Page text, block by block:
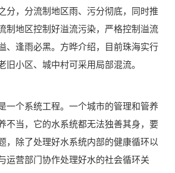
分，分流制地区雨、污分彻底，同时推
制地区控制好溢流污染，严格控制溢流
、逢雨必黑。方晔介绍，目前珠海实行
旧小区、城中村可采用局部混流。
一个系统工程。一个城市的管理和管养
不当，它的水系统都无法独善其身，要
，除了处理好水系统内部的健康循环以
运营部门协作处理好水的社会循环关